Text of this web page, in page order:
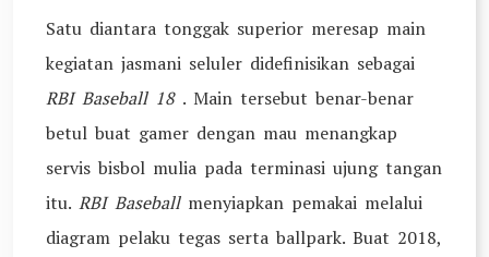
Satu diantara tonggak superior meresap main
kegiatan jasmani seluler didefinisikan sebagai
RBI Baseball 18 . Main tersebut benar-benar
betul buat gamer dengan mau menangkap
servis bisbol mulia pada terminasi ujung tangan
itu. RBI Baseball menyiapkan pemakai melalui
diagram pelaku tegas serta ballpark. Buat 2018,